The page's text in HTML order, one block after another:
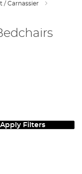
/ Carnassier
Apply Filters